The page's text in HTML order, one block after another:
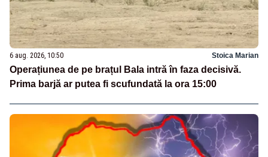
6 aug. 2026, 10:50 Stoica Marian
Operațiunea de pe brațul Bala intră în faza decisivă.
Prima barjă ar putea fi scufundată la ora 15:00